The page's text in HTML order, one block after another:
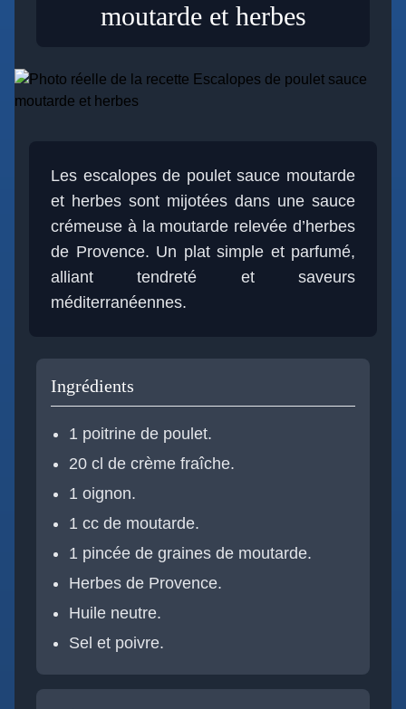
moutarde et herbes
Les escalopes de poulet sauce moutarde
et herbes sont mijotées dans une sauce
crémeuse à la moutarde relevée d’herbes
de Provence. Un plat simple et parfumé,
alliant tendreté et saveurs
méditerranéennes.
Ingrédients
1 poitrine de poulet.
20 cl de crème fraîche.
1 oignon.
1 cc de moutarde.
1 pincée de graines de moutarde.
Herbes de Provence.
Huile neutre.
Sel et poivre.